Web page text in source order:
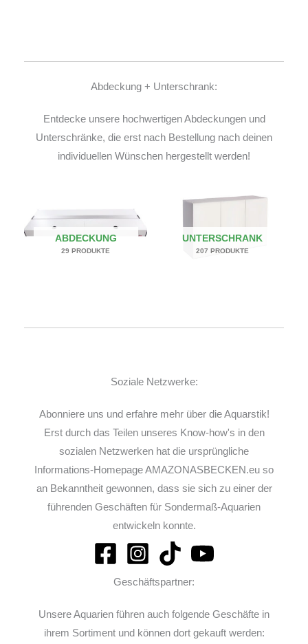
Abdeckung + Unterschrank:
Entdecke unsere hochwertigen Abdeckungen und
Unterschränke, die erst nach Bestellung nach deinen
individuellen Wünschen hergestellt werden!
ABDECKUNG
29 PRODUKTE
UNTERSCHRANK
207 PRODUKTE
Soziale Netzwerke:
Abonniere uns und erfahre mehr über die Aquarstik!
Erst durch das Teilen unseres Know-how's in den
sozialen Netzwerken hat die ursprüngliche
Informations-Homepage AMAZONASBECKEN.eu so
an Bekanntheit gewonnen, dass sie sich zu einer der
führenden Geschäften für Sondermaß-Aquarien
entwickeln konnte.
Geschäftspartner:
Unsere Aquarien führen auch folgende Geschäfte in
ihrem Sortiment und können dort gekauft werden: